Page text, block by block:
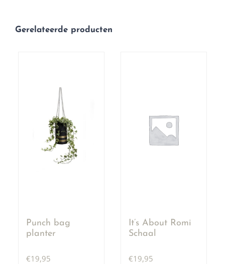
Gerelateerde producten
Punch bag
planter
€19,95
It’s About Romi
Schaal
€19,95